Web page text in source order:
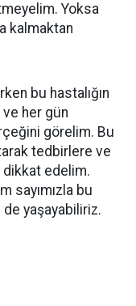
Yoksa
kalmaktan
bu hastalığın
ve her gün
görelim. Bu
tedbirlere ve
dikkat edelim.
sayımızla bu
yaşayabiliriz.